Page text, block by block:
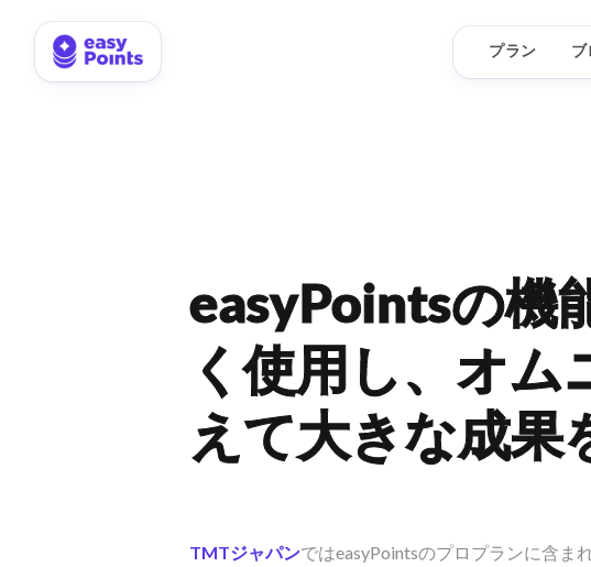
プラン ブ
easyPointsの機
く使用し、オム
えて大きな成果
TMTジャパンではeasyPointsのプロプランに含ま